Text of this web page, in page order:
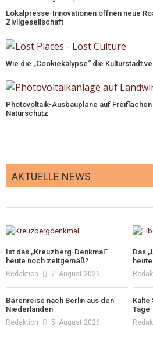
Lokalpresse-Innovationen öffnen neue
Zivilgesellschaft
Wie die „Cookiekalypse“ die Kulturstadt
Photovoltaik-Ausbaupläne auf
Naturschutz
AKTUELLE NEWS
Ist das „Kreuzberg-Denkmal“
heute noch zeitgemäß?
Redaktion 7. August 2026
Das
Bärenreise nach Berlin aus den
Niederlanden
Redaktion 5. August 2026
Kalte
Tage